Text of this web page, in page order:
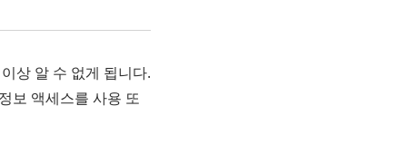
상 알 수 없게 됩니다.
보 액세스를 사용 또